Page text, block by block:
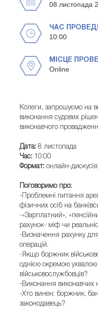
08 листопада
ЧАС
10:00
МІСЦЕ
Online
Колеги, запрошуємо на
виконання судових
виконавчого
Дата: 8 листопада
Час: 10:00
Формат: онлайн-
Поговоримо про:
-Проблемні питання
фізичних осіб на
-«Зарплатний»,
рахунок- міф чи
-Визначення рахунку
операцій.
-Якщо боржник
однією окремою ухвалою
військовослужбовців?
-Виконання виконавчих
-Хто винен: боржник,
законодавець?